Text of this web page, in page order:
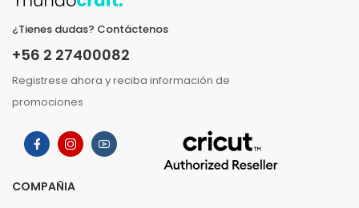
¿Tienes dudas? Contáctenos
+56 2 27400082
Registrese ahora y reciba información de
promociones
COMPAÑIA